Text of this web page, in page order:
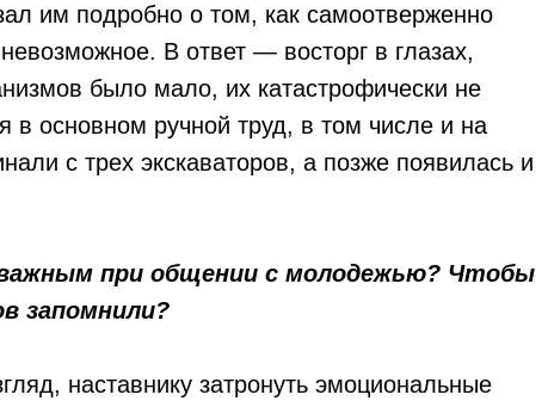
им подробно о том, как самоотверженно
В ответ — восторг в глазах,
было мало, их катастрофически не
в основном ручной труд, в том числе и на
с трех экскаваторов, а позже появилась и
при общении с молодежью? Чтобы
запомнили?
наставнику затронуть эмоциональные